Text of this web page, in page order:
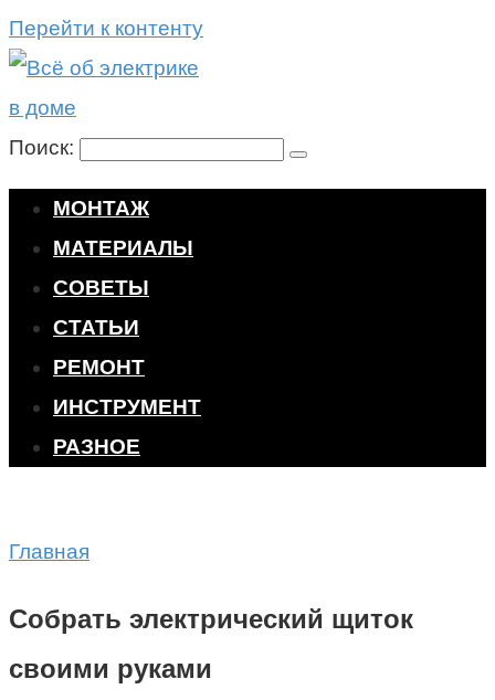
Перейти к контенту
Поиск:
МОНТАЖ
МАТЕРИАЛЫ
СОВЕТЫ
СТАТЬИ
РЕМОНТ
ИНСТРУМЕНТ
РАЗНОЕ
Главная
Собрать электрический щиток
своими руками